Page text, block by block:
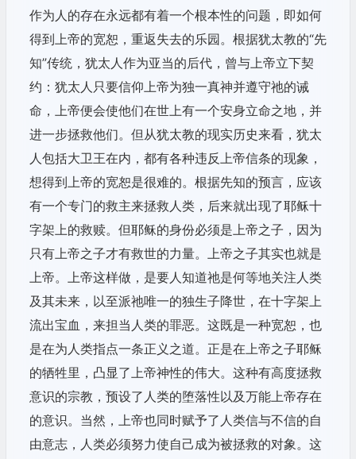
作为人的存在永远都有着一个根本性的问题，即如何
得到上帝的宽恕，重返失去的乐园。根据犹太教的“先
知”传统，犹太人作为亚当的后代，曾与上帝立下契
约：犹太人只要信仰上帝为独一真神并遵守祂的诫
命，上帝便会使他们在世上有一个安身立命之地，并
进一步拯救他们。但从犹太教的现实历史来看，犹太
人包括大卫王在内，都有各种违反上帝信条的现象，
想得到上帝的宽恕是很难的。根据先知的预言，应该
有一个专门的救主来拯救人类，后来就出现了耶稣十
字架上的救赎。但耶稣的身份必须是上帝之子，因为
只有上帝之子才有救世的力量。上帝之子其实也就是
上帝。上帝这样做，是要人知道祂是何等地关注人类
及其未来，以至派祂唯一的独生子降世，在十字架上
流出宝血，来担当人类的罪恶。这既是一种宽恕，也
是在为人类指点一条正义之道。正是在上帝之子耶稣
的牺牲里，凸显了上帝神性的伟大。这种有高度拯救
意识的宗教，预设了人类的堕落性以及万能上帝存在
的意识。当然，上帝也同时赋予了人类信与不信的自
由意志，人类必须努力使自己成为被拯救的对象。这